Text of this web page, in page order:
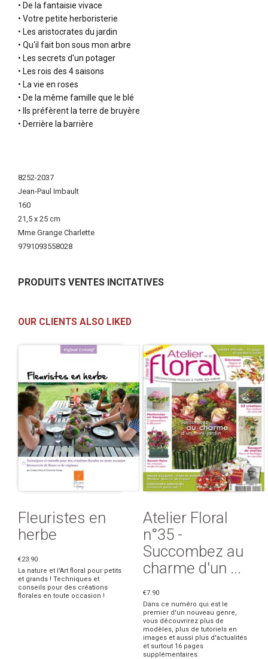
• De la fantaisie vivace
• Votre petite herboristerie
• Les aristocrates du jardin
• Qu'il fait bon sous mon arbre
• Les secrets d'un potager
• Les rois des 4 saisons
• La vie en roses
• De la même famille que le blé
• Ils préfèrent la terre de bruyère
• Derrière la barrière
Information
8252-2037
Jean-Paul Imbault
160
21,5 x 25 cm
Mme Grange Charlette
9791093558028
PRODUITS VENTES INCITATIVES
OUR CLIENTS ALSO LIKED
Fleuristes en
herbe
€23.90
La nature et l'Art floral pour petits
et grands ! Techniques et
conseils pour des créations
florales en toute occasion !
Atelier Floral
n°35 -
Succombez au
charme d'un ...
€7.90
Dans ce numéro qui est le
premier d'un nouveau genre,
vous découvrirez plus de
modèles, plus de tutoriels en
images et aussi plus d'actualités
et surtout 16 pages
supplémentaires.